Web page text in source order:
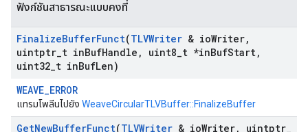
ฟังก์ชันสาธารณะแบบคงที่
FinalizeBufferFunct(TLVWriter & ioWriter,
uintptr t inBufHandle , uint8 t *inBufStart,
uint32 t inBufLen)
WEAVE_ERROR
แทรมโพลีนไปยัง WeaveCircularTLVBuffer::FinalizeBuffer
GetNewBufferFunct(TLVWriter & ioWriter, uintptr